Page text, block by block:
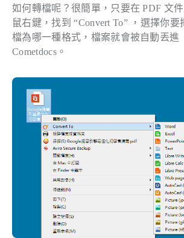
如何轉檔呢？很簡單，只要在 PDF 文
鼠右鍵，找到 “Convert To” ，選擇你要
檔為哪一種格式，檔案就會被自動丟進
Cometdocs。